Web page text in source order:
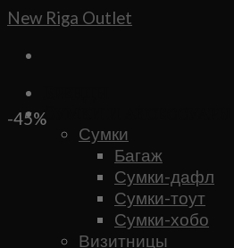
Skip
content
New Riga Outlet
Сумки и аксессуары
Сумки
Багаж
Сумки-дафл
Сумки-тоут
Сумки-хобо
Визитницы
-45%